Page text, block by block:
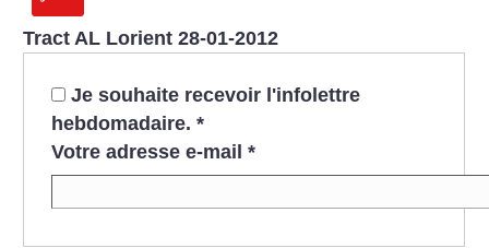
Tract AL Lorient 28-01-2012
Je souhaite recevoir l'infolettre
hebdomadaire. *
Votre adresse e-mail *